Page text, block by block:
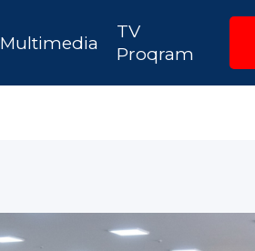
Multimedia
TV
Proqram